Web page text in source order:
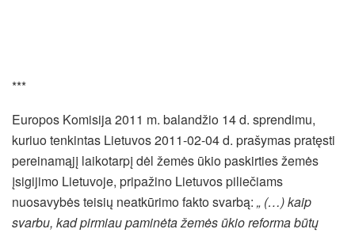
***
Europos Komisija 2011 m. balandžio 14 d. sprendimu,
kuriuo tenkintas Lietuvos 2011-02-04 d. prašymas pratęsti
pereinamąjį laikotarpį dėl žemės ūkio paskirties žemės
įsigijimo Lietuvoje, pripažinо Lietuvos piliečiams
nuosavybės teisių neatkūrimo fakto svarbą: „ (…) kaip
svarbu, kad pirmiau paminėta žemės ūkio reforma būtų